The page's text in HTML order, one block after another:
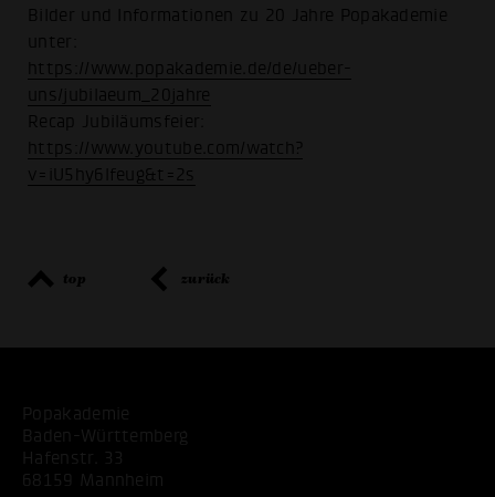
Bilder und Informationen zu 20 Jahre Popakademie
unter:
https://www.popakademie.de/de/ueber-
uns/jubilaeum_20jahre
Recap Jubiläumsfeier:
https://www.youtube.com/watch?
v=iU5hy6lfeug&t=2s
top zurück
Popakademie
Baden-Württemberg
Hafenstr. 33
68159 Mannheim